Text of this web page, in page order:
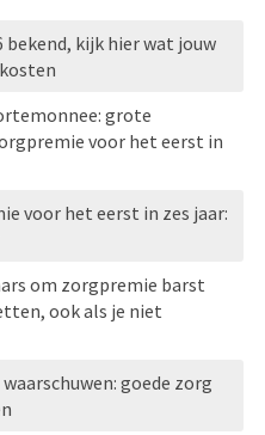
bekend, kijk hier wat jouw
grote
voor het eerst in
voor het eerst in zes jaar:
om zorgpremie barst
ook als je niet
goede zorg